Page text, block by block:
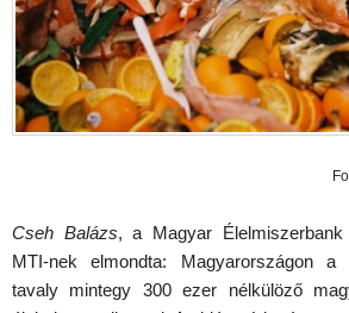
Cseh Balázs, a Magyar
MTI-nek elmondta: Magyarországon a
tavaly mintegy 300 ezer nélkülöző